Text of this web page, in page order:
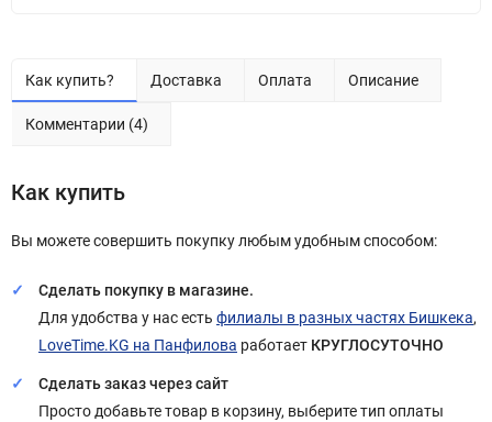
Как купить? Доставка Оплата Описание
Комментарии (4)
Как купить
Вы можете совершить покупку любым удобным способом:
Сделать покупку в магазине.
Для удобства у нас есть филиалы в разных частях Бишкека,
LoveTime.KG на Панфилова работает КРУГЛОСУТОЧНО
Сделать заказ через сайт
Просто добавьте товар в корзину, выберите тип оплаты